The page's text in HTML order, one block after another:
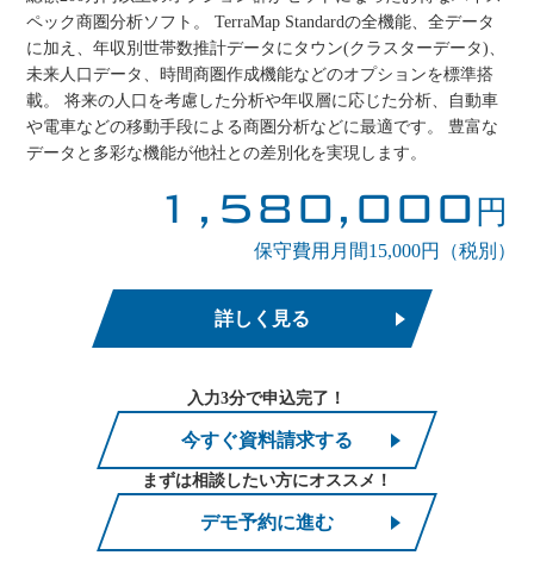
ペック商圏分析ソフト。 TerraMap Standardの全機能、全データ
に加え、年収別世帯数推計データにタウン(クラスターデータ)、
未来人口データ、時間商圏作成機能などのオプションを標準搭
載。 将来の人口を考慮した分析や年収層に応じた分析、自動車
や電車などの移動手段による商圏分析などに最適です。 豊富な
データと多彩な機能が他社との差別化を実現します。
1,580,000 円
保守費用月間15,000円（税別）
詳しく見る
入力3分で申込完了！
今すぐ資料請求する
まずは相談したい方にオススメ！
デモ予約に進む